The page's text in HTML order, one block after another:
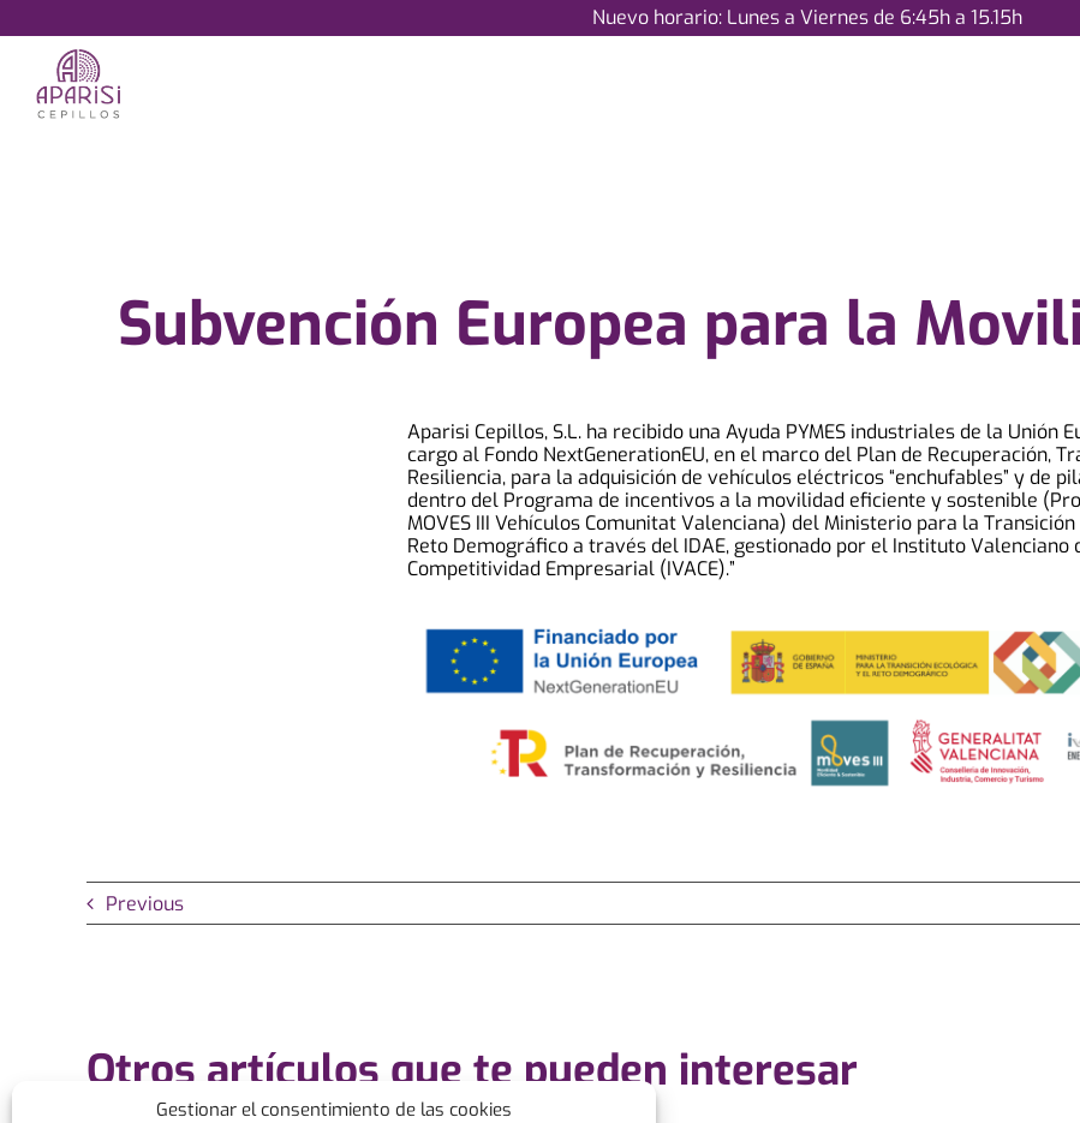
Gestionar el consentimiento de las cookies
al
contenido
Nuevo horario: Lunes a Viernes de 6:45h a 15.15h
Subvención Europea para la
Aparisi Cepillos, S.L. ha recibido una Ayuda PYMES industriales de la Unión
cargo al Fondo NextGenerationEU, en el marco del Plan de Recuperación,
Resiliencia, para la adquisición de vehículos eléctricos “enchufables” y de
dentro del Programa de incentivos a la movilidad eficiente y sostenible
MOVES III Vehículos Comunitat Valenciana) del Ministerio para la
Reto Demográfico a través del IDAE, gestionado por el Instituto Valenciano
Competitividad Empresarial (IVACE).”
Previous
Otros artículos que te pueden interesar